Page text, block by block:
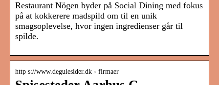
Restaurant Nögen byder på Social Dining med fokus
på at kokkerere madspild om til en unik
smagsoplevelse, hvor ingen ingredienser går til
spilde.
http s://www.degulesider.dk › firmaer